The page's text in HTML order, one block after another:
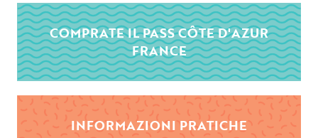
COMPRATE IL PASS CÔTE D'AZUR
FRANCE
INFORMAZIONI PRATICHE